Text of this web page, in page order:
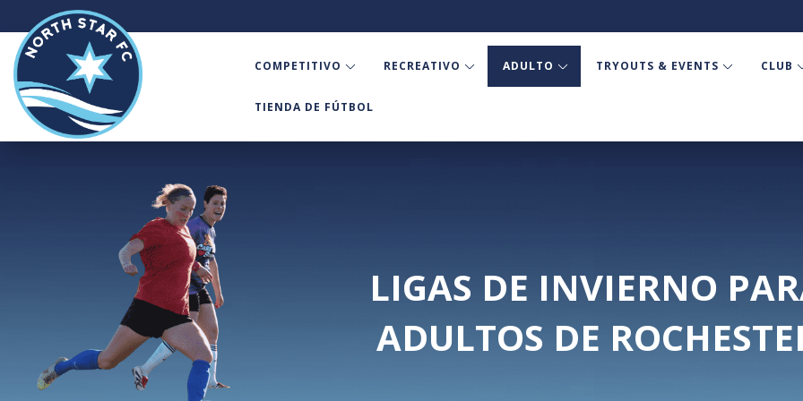
COMPETITIVO RECREATIVO ADULTO TRYOUTS & EVENTS CLUB
TIENDA DE FÚTBOL
LIGAS DE INVIERNO
ADULTOS DE